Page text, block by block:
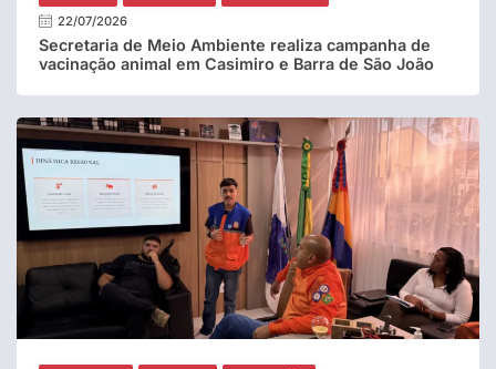
22/07/2026
Secretaria de Meio Ambiente realiza campanha de
vacinação animal em Casimiro e Barra de São João